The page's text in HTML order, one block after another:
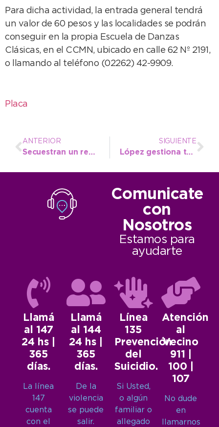
Para dicha actividad, la entrada general tendrá
un valor de 60 pesos y las localidades se podrán
conseguir en la propia Escuela de Danzas
Clásicas, en el CCMN, ubicado en calle 62 Nº 2191,
o llamando al teléfono (02262) 42-9909.
Placa
ANTERIOR
Secuestran un remis sin habilitación y aumentan los controles
SIGUIENTE
López gestiona tomógrafo para el hospital y es inminente llegada del SAME al Distrito
Comunicate
con
Nosotros
Estamos para
ayudarte
Llamá
al 147
24 hs |
365
días.
La línea
147
cuenta
con el
Llamá
al 144
24 hs |
365
días.
De la
violencia
se puede
salir.
Línea
135
Prevención
del
Suicidio.
Si Usted,
o algún
familiar o
allegado
Atención
al
Vecino
911 |
100 |
107
No dude
en
llamarnos